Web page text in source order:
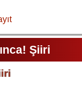
Şiiri